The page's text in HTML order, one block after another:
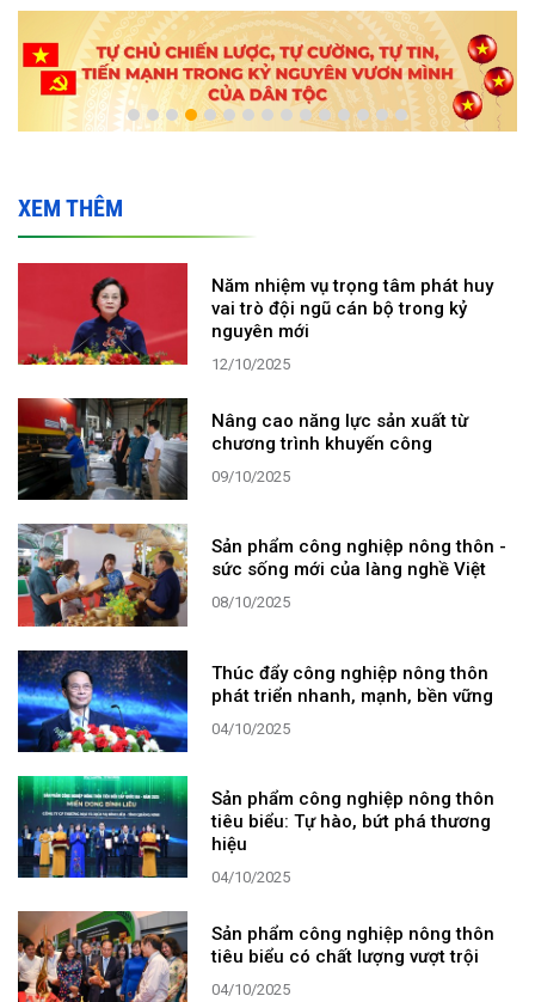
XEM THÊM
Năm nhiệm vụ trọng tâm phát huy
vai trò đội ngũ cán bộ trong kỷ
nguyên mới
12/10/2025
Nâng cao năng lực sản xuất từ
chương trình khuyến công
09/10/2025
Sản phẩm công nghiệp nông thôn -
sức sống mới của làng nghề Việt
08/10/2025
Thúc đẩy công nghiệp nông thôn
phát triển nhanh, mạnh, bền vững
04/10/2025
Sản phẩm công nghiệp nông thôn
tiêu biểu: Tự hào, bứt phá thương
hiệu
04/10/2025
Sản phẩm công nghiệp nông thôn
tiêu biểu có chất lượng vượt trội
04/10/2025